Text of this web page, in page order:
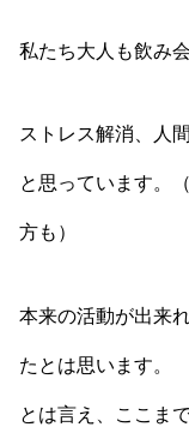
私たち大人も飲み
ストレス解消、人
と思っています。
方も）
本来の活動が出来
たとは思います。
とは言え、ここま